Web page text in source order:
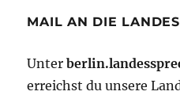
MAIL AN DIE
Unter
erreichst du unsere